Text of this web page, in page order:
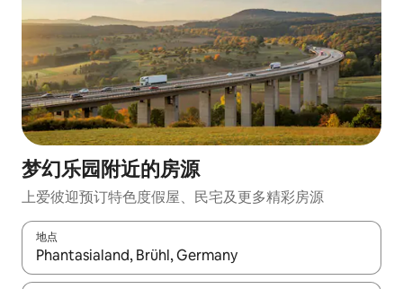
梦幻乐园附近的房源
上爱彼迎预订特色度假屋、民宅及更多精彩房源
地点
如有搜索结果，请使用上下方向键查看，或通过点击或滑动手势